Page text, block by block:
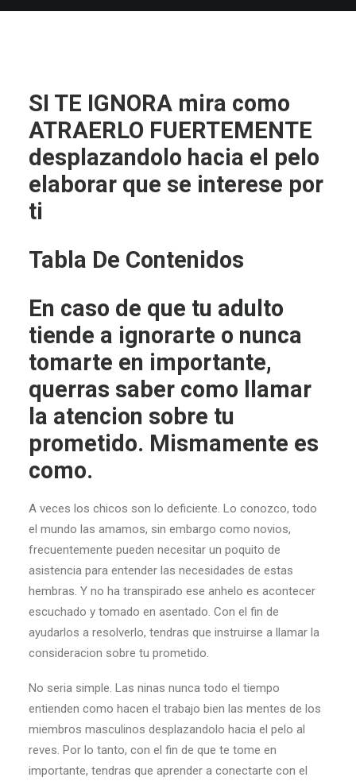
SI TE IGNORA mira como
ATRAERLO FUERTEMENTE
desplazandolo hacia el pelo
elaborar que se interese por
ti
Tabla De Contenidos
En caso de que tu adulto
tiende a ignorarte o nunca
tomarte en importante,
querras saber como llamar
la atencion sobre tu
prometido. Mismamente es
como.
A veces los chicos son lo deficiente. Lo conozco, todo
el mundo las amamos, sin embargo como novios,
frecuentemente pueden necesitar un poquito de
asistencia para entender las necesidades de estas
hembras. Y no ha transpirado ese anhelo es acontecer
escuchado y tomado en asentado. Con el fin de
ayudarlos a resolverlo, tendras que instruirse a llamar la
consideracion sobre tu prometido.
No seri­a simple. Las ninas nunca todo el tiempo
entienden como hacen el trabajo bien las mentes de los
miembros masculinos desplazandolo hacia el pelo al
reves. Por lo tanto, con el fin de que te tome en
importante, tendras que aprender a conectarte con el